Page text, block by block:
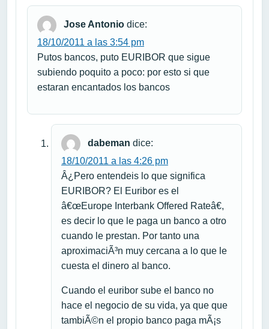
Jose Antonio dice:
18/10/2011 a las 3:54 pm
Putos bancos, puto EURIBOR que sigue
subiendo poquito a poco: por esto si que
estaran encantados los bancos
dabeman dice:
18/10/2011 a las 4:26 pm
Â¿Pero entendeis lo que significa
EURIBOR? El Euribor es el
â€œEurope Interbank Offered Rateâ€,
es decir lo que le paga un banco a otro
cuando le prestan. Por tanto una
aproximaciÃ³n muy cercana a lo que le
cuesta el dinero al banco.
Cuando el euribor sube el banco no
hace el negocio de su vida, ya que que
tambiÃ©n el propio banco paga mÃ¡s